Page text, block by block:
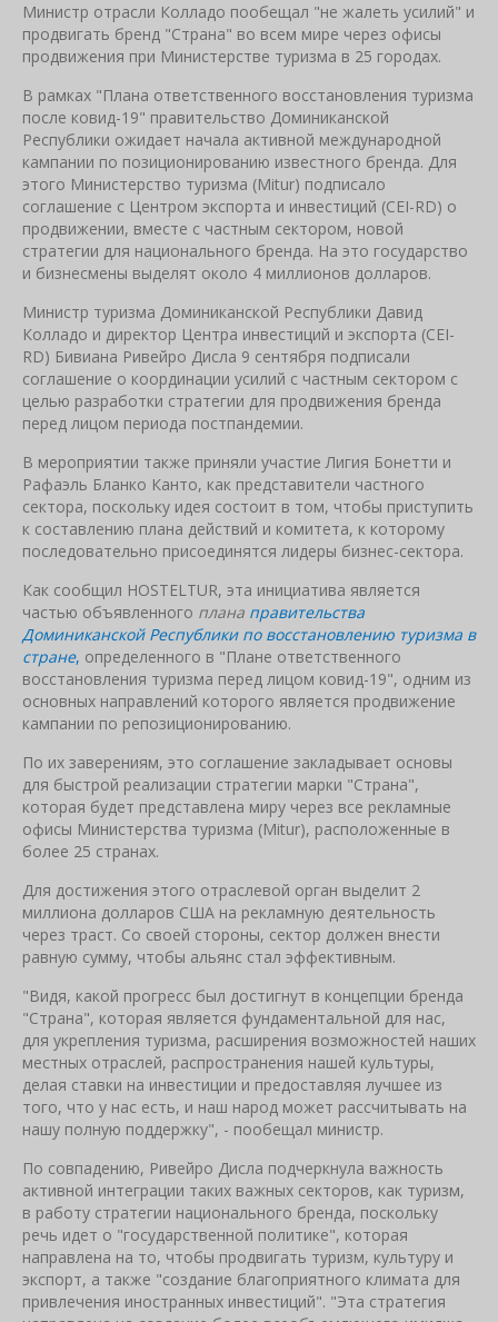
Министр отрасли Колладо пообещал "не жалеть усилий" и
продвигать бренд "Страна" во всем мире через офисы
продвижения при Министерстве туризма в 25 городах.
В рамках "Плана ответственного восстановления туризма
после ковид-19" правительство Доминиканской
Республики ожидает начала активной международной
кампании по позиционированию известного бренда. Для
этого Министерство туризма (Mitur) подписало
соглашение с Центром экспорта и инвестиций (CEI-RD) о
продвижении, вместе с частным сектором, новой
стратегии для национального бренда. На это государство
и бизнесмены выделят около 4 миллионов долларов.
Министр туризма Доминиканской Республики Давид
Колладо и директор Центра инвестиций и экспорта (CEI-
RD) Бивиана Ривейро Дисла 9 сентября подписали
соглашение о координации усилий с частным сектором с
целью разработки стратегии для продвижения бренда
перед лицом периода постпандемии.
В мероприятии также приняли участие Лигия Бонетти и
Рафаэль Бланко Канто, как представители частного
сектора, поскольку идея состоит в том, чтобы приступить
к составлению плана действий и комитета, к которому
последовательно присоединятся лидеры бизнес-сектора.
Как сообщил HOSTELTUR, эта инициатива является
частью объявленного плана правительства
Доминиканской Республики по восстановлению туризма в
стране, определенного в "Плане ответственного
восстановления туризма перед лицом ковид-19", одним из
основных направлений которого является продвижение
кампании по репозиционированию.
По их заверениям, это соглашение закладывает основы
для быстрой реализации стратегии марки "Страна",
которая будет представлена ​​миру через все рекламные
офисы Министерства туризма (Mitur), расположенные в
более 25 странах.
Для достижения этого отраслевой орган выделит 2
миллиона долларов США на рекламную деятельность
через траст. Со своей стороны, сектор должен внести
равную сумму, чтобы альянс стал эффективным.
"Видя, какой прогресс был достигнут в концепции бренда
"Страна", которая является фундаментальной для нас,
для укрепления туризма, расширения возможностей наших
местных отраслей, распространения нашей культуры,
делая ставки на инвестиции и предоставляя лучшее из
того, что у нас есть, и наш народ может рассчитывать на
нашу полную поддержку", - пообещал министр.
По совпадению, Ривейро Дисла подчеркнула важность
активной интеграции таких важных секторов, как туризм,
в работу стратегии национального бренда, поскольку
речь идет о "государственной политике", которая
направлена ​​на то, чтобы продвигать туризм, культуру и
экспорт, а также "создание благоприятного климата для
привлечения иностранных инвестиций". "Эта стратегия